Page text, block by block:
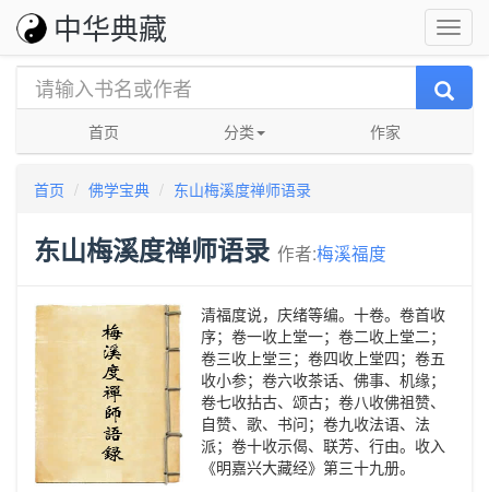
中华典藏
首页 分类 作家
首页 佛学宝典 东山梅溪度禅师语录
东山梅溪度禅师语录 作者:梅溪福度
清福度说，庆绪等编。十卷。卷首收
序；卷一收上堂一；卷二收上堂二；
卷三收上堂三；卷四收上堂四；卷五
收小参；卷六收茶话、佛事、机缘；
卷七收拈古、颂古；卷八收佛祖赞、
自赞、歌、书问；卷九收法语、法
派；卷十收示偈、联芳、行由。收入
《明嘉兴大藏经》第三十九册。